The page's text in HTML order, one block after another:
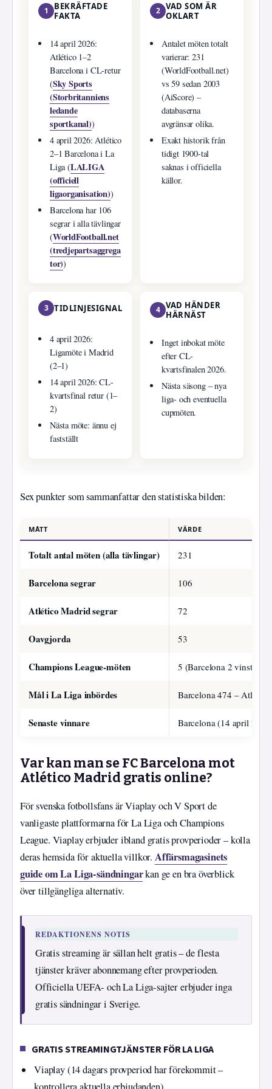
1
BEKRÄFTADE
FAKTA
14 april 2026:
Atlético 1–2
Barcelona i CL-retur
(Sky Sports
(Storbritanniens
ledande
sportkanal))
4 april 2026: Atlético
2–1 Barcelona i La
Liga (LALIGA
(officiell
ligaorganisation))
Barcelona har 106
segrar i alla tävlingar
(WorldFootball.net
(tredjepartsaggrega
tor))
2 VAD SOM ÄR
OKLART
Antalet möten totalt
varierar: 231
(WorldFootball.net)
vs 59 sedan 2003
(AiScore) –
databaserna
avgränsar olika.
Exakt historik från
tidigt 1900-tal
saknas i officiella
källor.
3 TIDLINJESIGNAL
4 april 2026:
Ligamöte i Madrid
(2–1)
14 april 2026: CL-
kvartsfinal retur (1–
2)
Nästa möte: ännu ej
fastställt
4 VAD HÄNDER
HÄRNÄST
Inget inbokat möte
efter CL-
kvartsfinalen 2026.
Nästa säsong – nya
liga- och eventuella
cupmöten.
Sex punkter som sammanfattar den statistiska bilden:
MÅTT VÄRDE
Totalt antal möten (alla tävlingar) 231
Barcelona segrar 106
Atlético Madrid segrar 72
Oavgjorda 53
Champions League-möten 5 (Barcelona 2 vinster,
Mål i La Liga inbördes Barcelona 474 –
Senaste vinnare Barcelona (14 april
Var kan man se FC Barcelona mot
Atlético Madrid gratis online?
För svenska fotbollsfans är Viaplay och V Sport de
vanligaste plattformarna för La Liga och Champions
League. Viaplay erbjuder ibland gratis provperioder – kolla
deras hemsida för aktuella villkor. Affärsmagasinets
guide om La Liga-sändningarkan ge en bra överblick
över tillgängliga alternativ.
REDAKTIONENS NOTIS
Gratis streaming är sällan helt gratis – de flesta
tjänster kräver abonnemang efter provperioden.
Officiella UEFA- och La Liga-sajter erbjuder inga
gratis sändningar i Sverige.
GRATIS STREAMINGTJÄNSTER FÖR LA LIGA
Viaplay (14 dagars provperiod har förekommit –